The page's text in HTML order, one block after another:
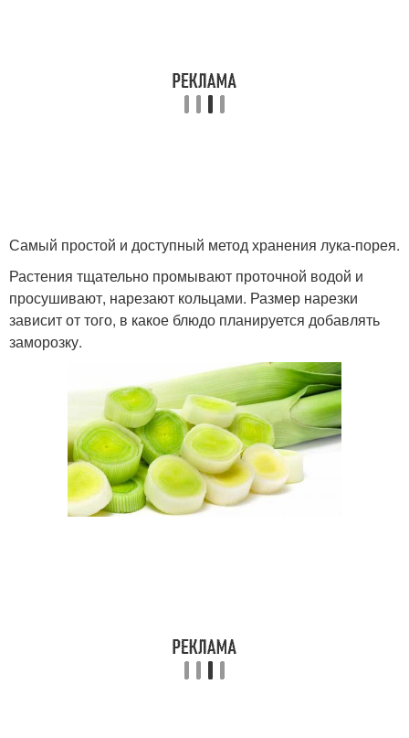
Самый простой и доступный метод хранения лука-порея.
Растения тщательно промывают проточной водой и
просушивают, нарезают кольцами. Размер нарезки
зависит от того, в какое блюдо планируется добавлять
заморозку.